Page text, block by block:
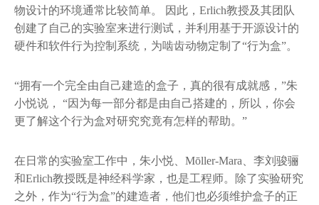
物设计的环境通常比较简单。 因此，Erlich教授及其团队
创建了自己的实验室来进行测试，并利用基于开源设计的
硬件和软件行为控制系统，为啮齿动物定制了“行为盒”。
“拥有一个完全由自己建造的盒子，真的很有成就感，”朱
小悦说， “因为每一部分都是由自己搭建的，所以，你会
更了解这个行为盒对研究究竟有怎样的帮助。”
在日常的实验室工作中，朱小悦、Mōller-Mara、李刘骏骊
和Erlich教授既是神经科学家，也是工程师。除了实验研究
之外，作为“行为盒”的建造者，他们也必须维护盒子的正